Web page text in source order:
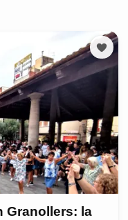
Granollers: la